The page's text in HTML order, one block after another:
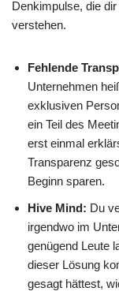
Denkimpulse, die
verstehen.
Fehlende
Unternehmen
exklusiven
ein Teil des
erst einmal
Transparenz
Beginn sparen.
Hive Mind: Du
irgendwo im
genügend Leute
dieser Lösung
gesagt hättest,